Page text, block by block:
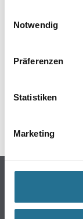
Notwendig
Präferenzen
Statistiken
Marketing
ZUSATZINFOS
EAN
Online-Shop
WDV-Systeme